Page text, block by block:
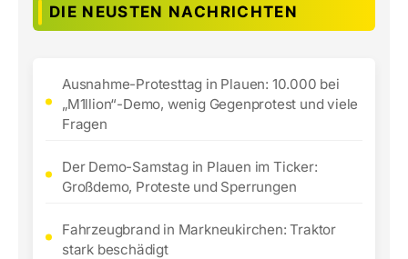
DIE NEUSTEN NACHRICHTEN
Ausnahme-Protesttag in Plauen: 10.000 bei
„M1llion“-Demo, wenig Gegenprotest und viele
Fragen
Der Demo-Samstag in Plauen im Ticker:
Großdemo, Proteste und Sperrungen
Fahrzeugbrand in Markneukirchen: Traktor
stark beschädigt